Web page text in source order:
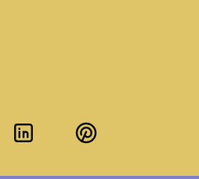
LinkedInPinterest